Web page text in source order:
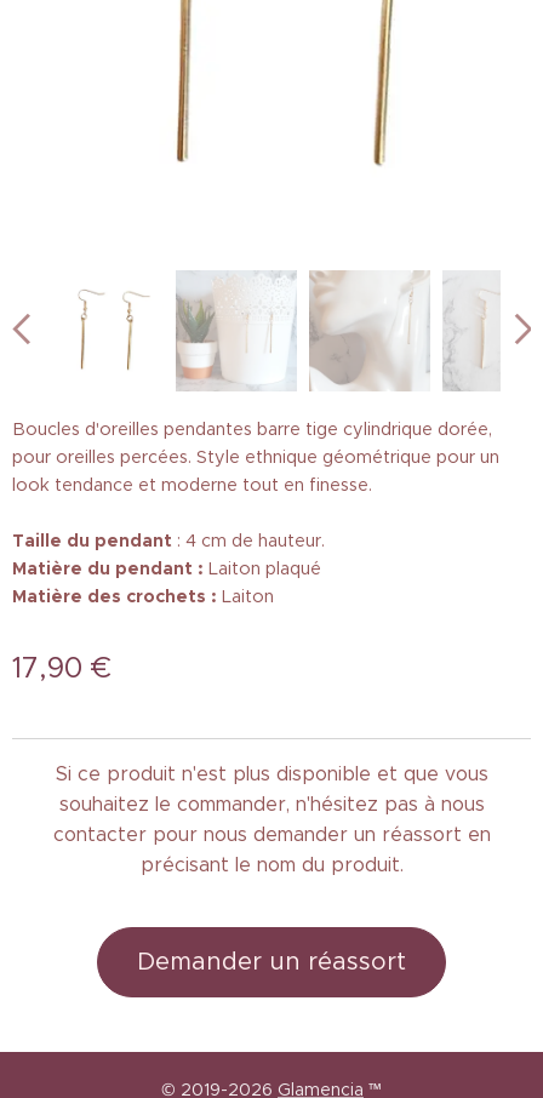
Boucles d'oreilles pendantes barre tige cylindrique dorée,
pour oreilles percées. Style ethnique géométrique pour un
look tendance et moderne tout en finesse.
Taille du pendant : 4 cm de hauteur.
Matière du pendant : Laiton plaqué
Matière des crochets : Laiton
17,90 €
Si ce produit n'est plus disponible et que vous
souhaitez le commander, n'hésitez pas à nous
contacter pour nous demander un réassort en
précisant le nom du produit.
Demander un réassort
© 2019-2026 Glamencia ™